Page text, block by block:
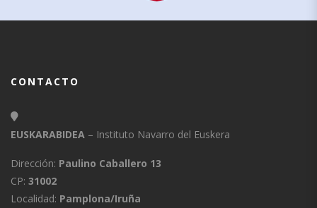
CONTACTO
EUSKARABIDEA – Instituto Navarro del Euskera
Dirección: Paulino Caballero 13
CP: 31002
Localidad: Pamplona/Iruña